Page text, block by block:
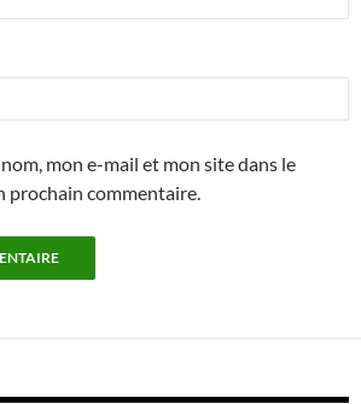
mon e-mail et mon site dans le
prochain commentaire.